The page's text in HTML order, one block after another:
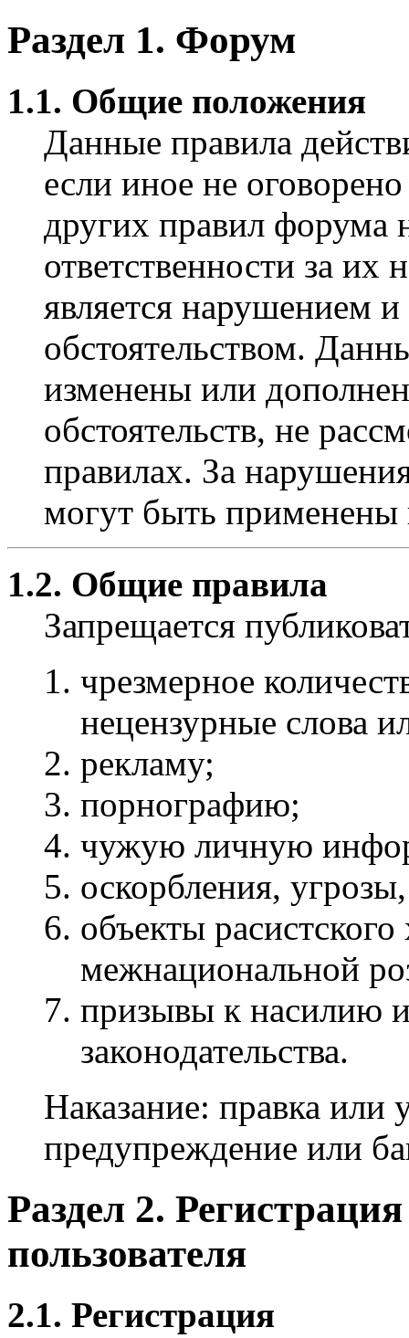
Раздел 1. Форум
1.1. Общие положения
Данные правила
если иное не
других правил форума
ответственности за
является нарушением
обстоятельством.
изменены или
обстоятельств, не
правилах. За
могут быть
1.2. Общие правила
Запрещается
чрезмерное
нецензурные слова
рекламу;
порнографию;
чужую личную
оскорбления,
объекты
межнациональной
призывы к насилию
законодательства.
Наказание: правка или
предупреждение или
Раздел 2.
пользователя
2.1. Регистрация